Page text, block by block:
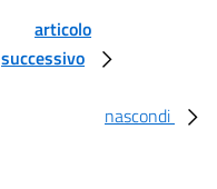
articolo
successivo
nascondi